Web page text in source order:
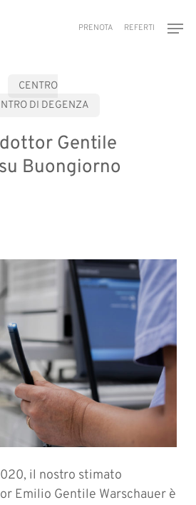
PRENOTA REFERTI
CENTRO
DI DEGENZA
Gentile
Buongiorno
il nostro stimato
Emilio Gentile Warschauer è